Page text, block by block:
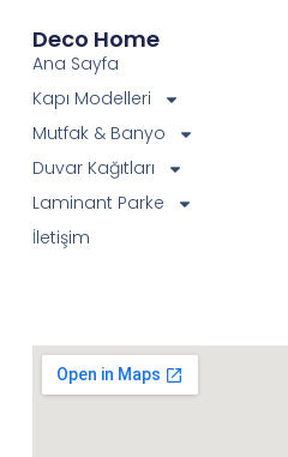
Deco Home
Ana Sayfa
Kapı Modelleri
Mutfak & Banyo
Duvar Kağıtları
Laminant Parke
İletişim